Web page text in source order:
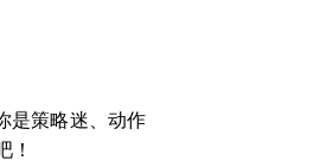
是策略迷、动作
！